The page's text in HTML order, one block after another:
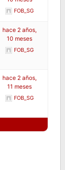
FOB_SG
hace 2 años,
10 meses
FOB_SG
hace 2 años,
11 meses
FOB_SG